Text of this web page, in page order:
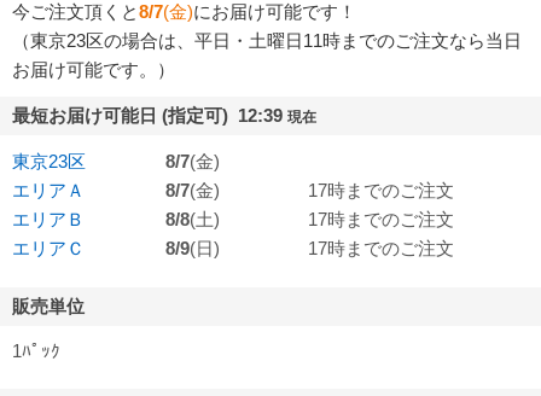
今ご注文頂くと8/7(金)にお届け可能です！
（東京23区の場合は、平日・土曜日11時までのご注文なら当日
お届け可能です。）
最短お届け可能日 (指定可) 12:39 現在
東京23区 8/7(金)
エリアＡ
8/7(金)
17時までのご注文
エリアＢ
8/8(土)
17時までのご注文
エリアＣ
8/9(日) 17時までのご注文
販売単位
1ﾊﾟｯｸ